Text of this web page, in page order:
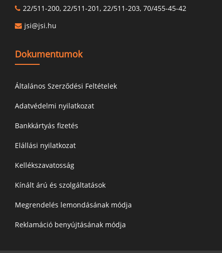
22/511-200, 22/511-201, 22/511-203, 70/455-45-42
jsi@jsi.hu
Dokumentumok
Általános Szerződési Feltételek
Adatvédelmi nyilatkozat
Bankkártyás fizetés
Elállási nyilatkozat
Kellékszavatosság
Kínált árú és szolgáltatások
Megrendelés lemondásának módja
Reklamáció benyújtásának módja